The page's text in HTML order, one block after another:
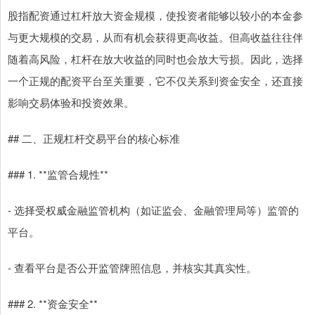
股指配资通过杠杆放大资金规模，使投资者能够以较小的本金参
与更大规模的交易，从而有机会获得更高收益。但高收益往往伴
随着高风险，杠杆在放大收益的同时也会放大亏损。因此，选择
一个正规的配资平台至关重要，它不仅关系到资金安全，还直接
影响交易体验和投资效果。
## 二、正规杠杆交易平台的核心标准
### 1. **监管合规性**
- 选择受权威金融监管机构（如证监会、金融管理局等）监管的
平台。
- 查看平台是否公开监管牌照信息，并核实其真实性。
### 2. **资金安全**